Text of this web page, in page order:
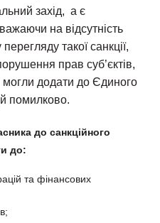
захід, а є
на відсутність
такої санкції,
прав суб’єктів,
могли додати до Єдиного
помилково.
до санкційного
до:
та фінансових